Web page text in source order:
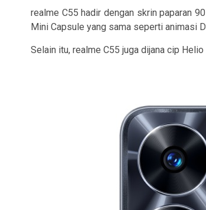
realme C55 hadir dengan skrin paparan
Mini Capsule yang sama seperti animasi
Selain itu, realme C55 juga dijana cip